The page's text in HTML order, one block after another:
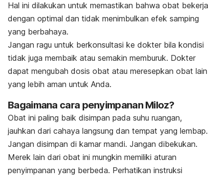
Hal ini dilakukan untuk memastikan bahwa obat bekerja
dengan optimal dan tidak menimbulkan efek samping
yang berbahaya.
Jangan ragu untuk berkonsultasi ke dokter bila kondisi
tidak juga membaik atau semakin memburuk. Dokter
dapat mengubah dosis obat atau meresepkan obat lain
yang lebih aman untuk Anda.
Bagaimana cara penyimpanan Miloz?
Obat ini paling baik disimpan pada suhu ruangan,
jauhkan dari cahaya langsung dan tempat yang lembap.
Jangan disimpan di kamar mandi. Jangan dibekukan.
Merek lain dari obat ini mungkin memiliki aturan
penyimpanan yang berbeda. Perhatikan instruksi